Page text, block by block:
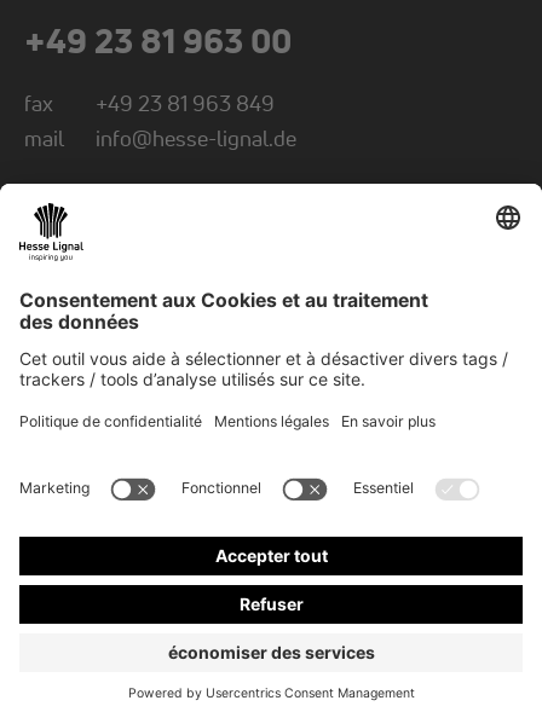
+49 23 81 963 00
fax
+49 23 81 963 849
mail
info@hesse-lignal.de
Newsletter
Informations mensuelles sur les produits
innovants
Choisissez votre domaine : artisanat ou
industrie
© 2026 Hesse GmbH & Co. KG
Newsletter
Contact CG
Mentions Obligatoires
CoC